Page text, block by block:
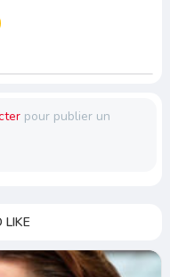
pour publier un
LIKE